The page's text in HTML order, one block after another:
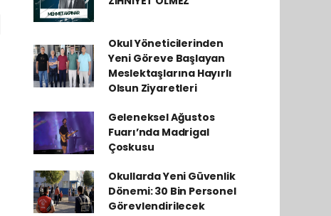
Okul Yöneticilerinden
Yeni Göreve Başlayan
Meslektaşlarına Hayırlı
Olsun Ziyaretleri
Geleneksel Ağustos
Fuarı’nda Madrigal
Çoskusu
Okullarda Yeni Güvenlik
Dönemi: 30 Bin Personel
Görevlendirilecek